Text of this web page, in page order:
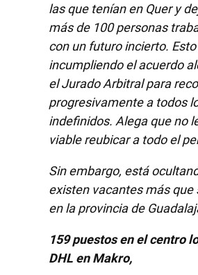
las que tenían en Quer y
más de 100 personas
con un futuro incierto.
incumpliendo el acuerdo
el Jurado Arbitral para
progresivamente a todos
indefinidos. Alega que no
viable reubicar a todo el
Sin embargo, está
existen vacantes más que
en la provincia de
159 puestos en el centro
DHL en Makro,